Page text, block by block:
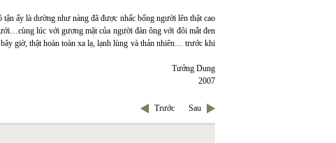
ấy là dường như nàng đã được nhấc bổng người lên thật cao
lúc với gương mặt của người đàn ông với đôi mắt đen
giờ, thật hoàn toàn xa lạ, lạnh lùng và thản nhiên… trước khi
Tưởng Dung
2007
Trước Sau